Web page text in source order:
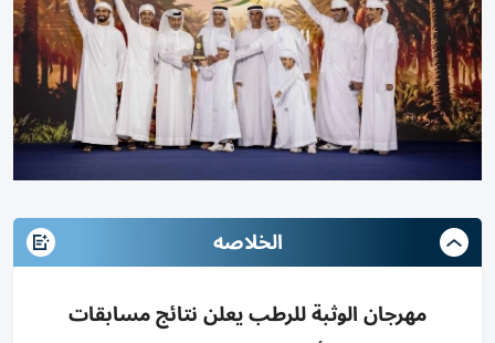
الخلاصه
مهرجان الوثبة للرطب يعلن نتائج مسابقات